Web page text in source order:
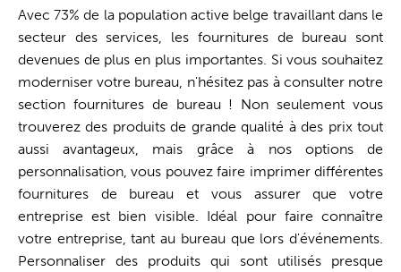
Avec 73% de la population active belge travaillant dans le
secteur des services, les fournitures de bureau sont
devenues de plus en plus importantes. Si vous souhaitez
moderniser votre bureau, n'hésitez pas à consulter notre
section fournitures de bureau ! Non seulement vous
trouverez des produits de grande qualité à des prix tout
aussi avantageux, mais grâce à nos options de
personnalisation, vous pouvez faire imprimer différentes
fournitures de bureau et vous assurer que votre
entreprise est bien visible. Idéal pour faire connaître
votre entreprise, tant au bureau que lors d'événements.
Personnaliser des produits qui sont utilisés presque